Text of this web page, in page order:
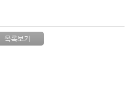
목록보기